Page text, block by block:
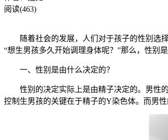
阅读(463)
随着社会的发展，人们对于孩子的性别选择
“想生男孩多久开始调理身体呢？”那么，性别
一、性别是由什么决定的？
性别的决定实际上是由精子决定的。男性的
控制生男孩的关键在于精子的Y染色体。而男